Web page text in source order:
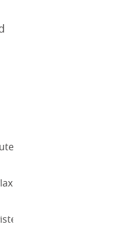
Wetter kann nach
die größten